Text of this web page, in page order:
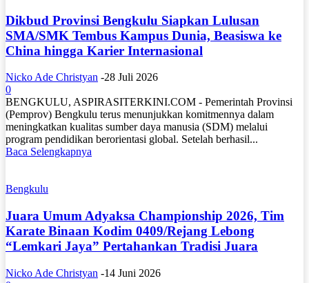
Dikbud Provinsi Bengkulu Siapkan Lulusan
SMA/SMK Tembus Kampus Dunia, Beasiswa ke
China hingga Karier Internasional
Nicko Ade Christyan -28 Juli 2026
0
BENGKULU, ASPIRASITERKINI.COM - Pemerintah Provinsi
(Pemprov) Bengkulu terus menunjukkan komitmennya dalam
meningkatkan kualitas sumber daya manusia (SDM) melalui
program pendidikan berorientasi global. Setelah berhasil...
Baca Selengkapnya
Bengkulu
Juara Umum Adyaksa Championship 2026, Tim
Karate Binaan Kodim 0409/Rejang Lebong
“Lemkari Jaya” Pertahankan Tradisi Juara
Nicko Ade Christyan -14 Juni 2026